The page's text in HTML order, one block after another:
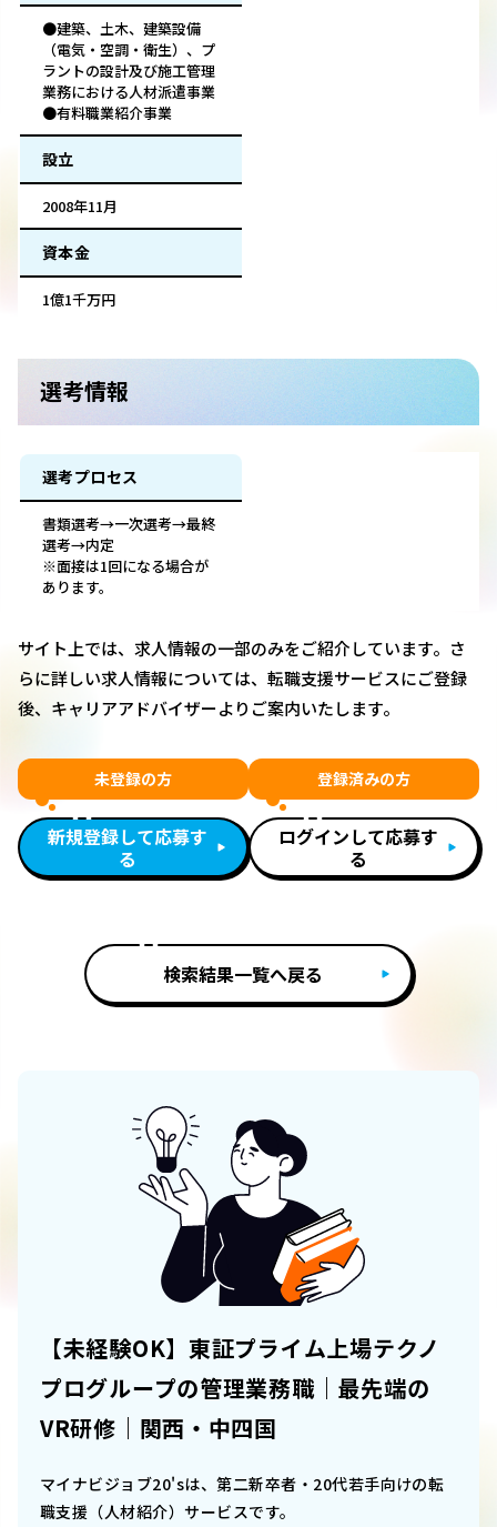
●建築、土木、建築設備
（電気・空調・衛生）、プ
ラントの設計及び施工管理
業務における人材派遣事業
●有料職業紹介事業
設立
2008年11月
資本金
1億1千万円
選考情報
選考プロセス
書類選考→一次選考→最終
選考→内定
※面接は1回になる場合が
あります。
サイト上では、求人情報の一部のみをご紹介しています。さ
らに詳しい求人情報については、転職支援サービスにご登録
後、キャリアアドバイザーよりご案内いたします。
未登録の方
新規登録して応募す
る
登録済みの方
ログインして応募す
る
検索結果一覧へ戻る
【未経験OK】東証プライム上場テクノ
プログループの管理業務職｜最先端の
VR研修｜関西・中四国
マイナビジョブ20'sは、第二新卒者・20代若手向けの転
職支援（人材紹介）サービスです。